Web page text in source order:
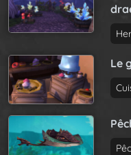
i
g
t
i
o
n
Le